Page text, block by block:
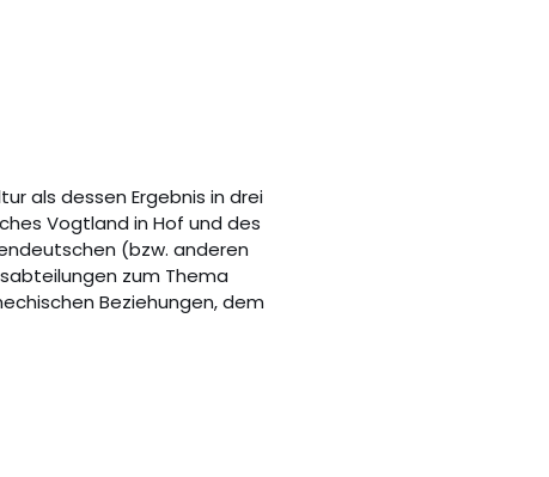
als dessen Ergebnis in drei
Vogtland in Hof und des
(bzw. anderen
zum Thema
Beziehungen, dem